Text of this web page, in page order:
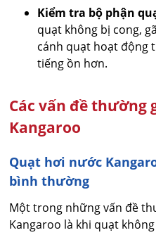
Kiểm tra bộ phận
quạt không bị cong,
cánh quạt hoạt động
tiếng ồn hơn.
Các vấn đề thường
Kangaroo
Quạt hơi nước
bình thường
Một trong những vấn đề
Kangaroo là khi quạt